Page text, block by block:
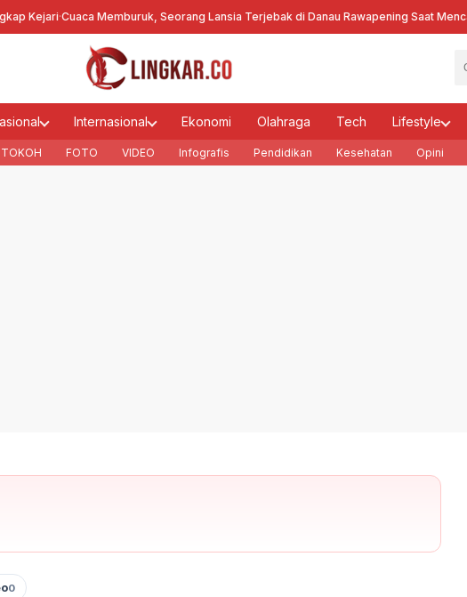
Kejari·Cuaca Memburuk, Seorang Lansia Terjebak di Danau Rawapening Saat Mencari
Internasional Ekonomi Olahraga Tech Lifestyle
FOTO VIDEO Infografis Pendidikan Kesehatan Opini
0